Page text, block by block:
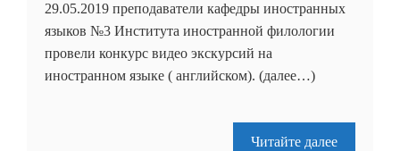
29.05.2019 преподаватели кафедры иностранных
языков №3 Института иностранной филологии
провели конкурс видео экскурсий на
иностранном языке ( английском). (далее…)
Читайте далее